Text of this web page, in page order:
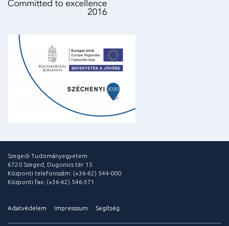
Szegedi Tudományegyetem
6720 Szeged, Dugonics tér 13.
Központi telefonszám: (+36-62) 544-000
Központi fax: (+36-62) 546-371
Adatvédelem Impresszum Segítség